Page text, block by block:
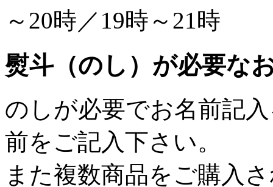
熨斗（のし）が必要な
のしが必要でお名前記
前をご記入下さい。
また複数商品をご購入